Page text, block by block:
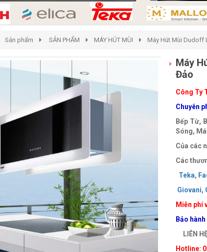
Sản phẩm SẢN PHẨM MÁY HÚT MÙI Máy Hút Mùi Dudoff
Máy
Đảo
Công Ty
Chuyên
Bếp Từ,
Sóng,
Của các
Các
Teka,
Giovani,
Miễn phí
Bảo
LIÊN
Hotline: